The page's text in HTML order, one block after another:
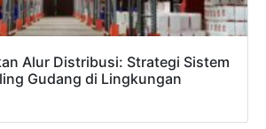
Alur Distribusi: Strategi Sistem
Gudang di Lingkungan